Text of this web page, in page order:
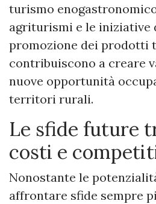
turismo
agriturismi e le iniziative
promozione dei prodotti
contribuiscono a creare
nuove opportunità
territori rurali.
Le sfide future
costi e
Nonostante le
affrontare sfide sempre